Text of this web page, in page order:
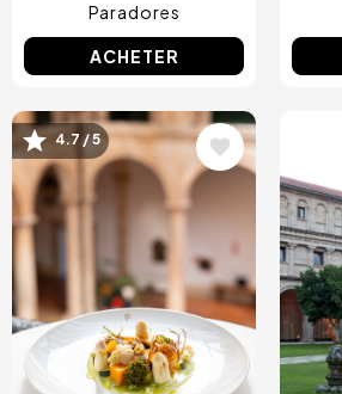
Paradores
ACHETER
Image
4.7 / 5